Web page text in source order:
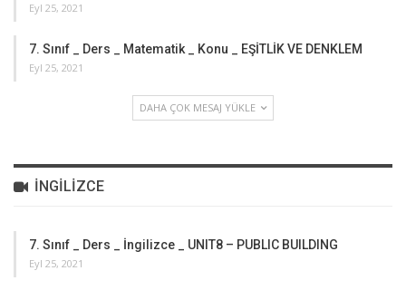
Eyl 25, 2021
7. Sınıf _ Ders _ Matematik _ Konu _ EŞİTLİK VE DENKLEM
Eyl 25, 2021
DAHA ÇOK MESAJ YÜKLE
İNGILIZCE
7. Sınıf _ Ders _ İngilizce _ UNIT8 – PUBLIC BUILDING
Eyl 25, 2021